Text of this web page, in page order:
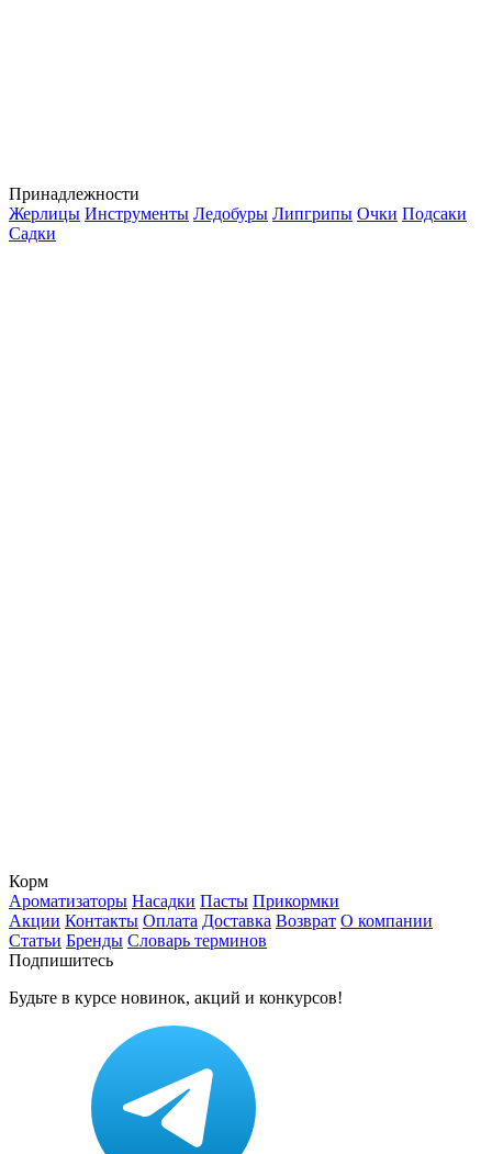
Принадлежности
Жерлицы Инструменты Ледобуры Липгрипы Очки Подсаки
Садки
Корм
Ароматизаторы Насадки Пасты Прикормки
Акции Контакты Оплата Доставка Возврат О компании
Статьи Бренды Словарь терминов
Подпишитесь
Будьте в курсе новинок, акций и конкурсов!